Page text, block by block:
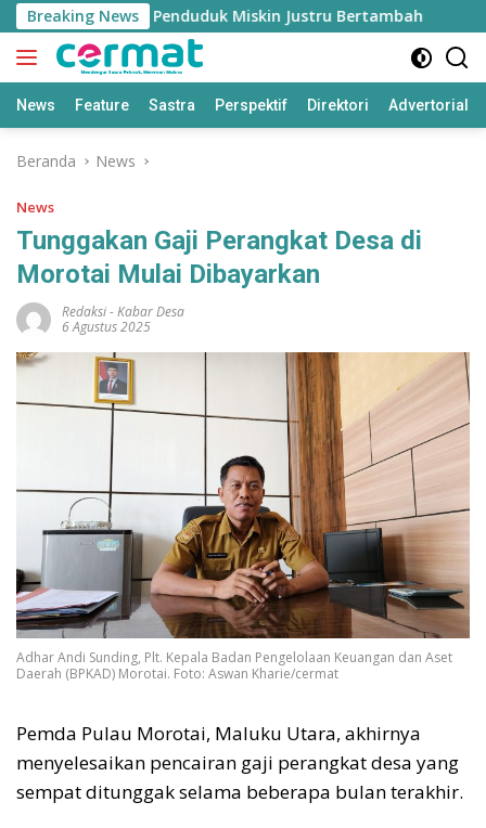
Langsung
ke
konten
Breaking News
Tinggi, Penduduk Miskin Justru Bertambah
News Feature Sastra Perspektif Direktori Advertorial
Beranda News
News
Tunggakan Gaji Perangkat Desa di
Morotai Mulai Dibayarkan
Redaksi-Kabar Desa
6 Agustus 2025
Adhar Andi Sunding, Plt. Kepala Badan Pengelolaan Keuangan dan Aset
Daerah (BPKAD) Morotai. Foto: Aswan Kharie/cermat
Pemda Pulau Morotai, Maluku Utara, akhirnya
menyelesaikan pencairan gaji perangkat desa yang
sempat ditunggak selama beberapa bulan terakhir.